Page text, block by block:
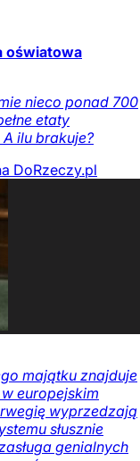
oświatowa
nieco ponad 700
etaty
ilu brakuje?
DoRzeczy.pl
majątku znajduje
europejskim
wyprzedzają
słusznie
genialnych